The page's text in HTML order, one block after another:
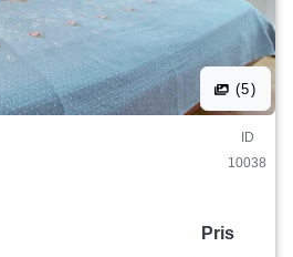
(5)
ID
10038
Pris